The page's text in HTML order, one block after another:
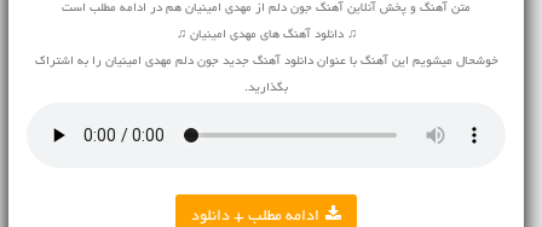
متن آهنگ و پخش آنلاین آهنگ جون دلم از مهدی امینیان هم در ادامه مطلب است
♫ دانلود آهنگ های مهدی امینیان ♫
خوشحال میشویم این آهنگ با عنوان دانلود آهنگ جدید جون دلم مهدی امینیان را به اشتراک
بگذارید.
ادامه مطلب + دانلود